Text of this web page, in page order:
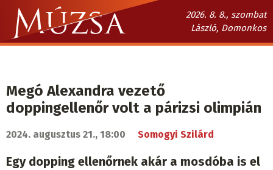
Ugrás
tartalomra
2026. 8. 8., szombat
László, Domonkos
Múzsa.sk
Megó Alexandra vezető
doppingellenőr volt a párizsi olimpián
2024. augusztus 21., 18:00 Somogyi Szilárd
Egy dopping ellenőrnek akár a mosdóba is el